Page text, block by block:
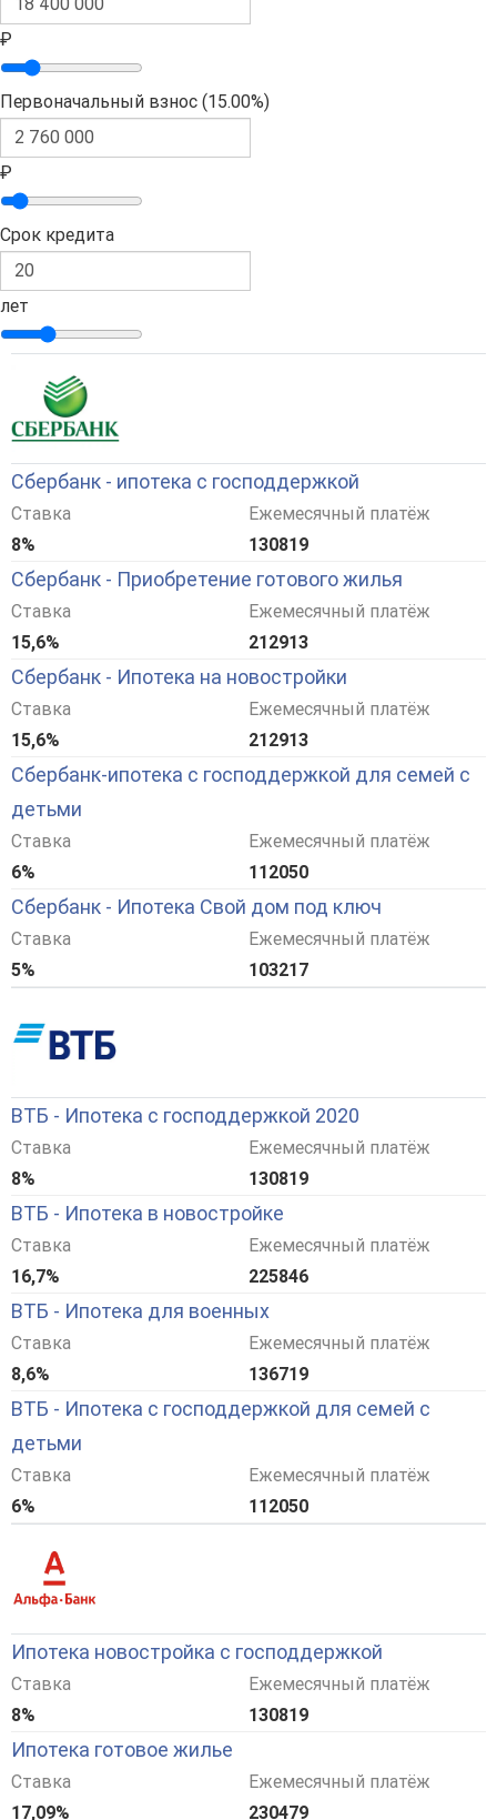
₽
Первоначальный взнос (15.00%)
₽
Срок кредита
лет
Сбербанк - ипотека с господдержкой
Ставка
8%
Ежемесячный платёж
130819
Сбербанк - Приобретение готового жилья
Ставка
15,6%
Ежемесячный платёж
212913
Сбербанк - Ипотека на новостройки
Ставка
15,6%
Ежемесячный платёж
212913
Сбербанк-ипотека с господдержкой для семей с
детьми
Ставка
6%
Ежемесячный платёж
112050
Сбербанк - Ипотека Свой дом под ключ
Ставка
5%
Ежемесячный платёж
103217
ВТБ - Ипотека с господдержкой 2020
Ставка
8%
Ежемесячный платёж
130819
ВТБ - Ипотека в новостройке
Ставка
16,7%
Ежемесячный платёж
225846
ВТБ - Ипотека для военных
Ставка
8,6%
Ежемесячный платёж
136719
ВТБ - Ипотека с господдержкой для семей с
детьми
Ставка
6%
Ежемесячный платёж
112050
Ипотека новостройка с господдержкой
Ставка
8%
Ежемесячный платёж
130819
Ипотека готовое жилье
Ставка
17,09%
Ежемесячный платёж
230479